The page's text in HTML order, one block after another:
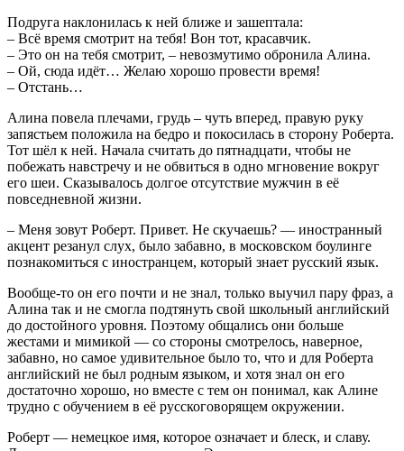
Подруга наклонилась к ней ближе и зашептала:
– Всё время смотрит на тебя! Вон тот, красавчик.
– Это он на тебя смотрит, – невозмутимо обронила Алина.
– Ой, сюда идёт… Желаю хорошо провести время!
– Отстань…
Алина повела плечами, грудь – чуть вперед, правую руку
запястьем положила на бедро и покосилась в сторону Роберта.
Тот шёл к ней. Начала считать до пятнадцати, чтобы не
побежать навстречу и не обвиться в одно мгновение вокруг
его шеи. Сказывалось долгое отсутствие мужчин в её
повседневной жизни.
– Меня зовут Роберт. Привет. Не скучаешь? — иностранный
акцент резанул слух, было забавно, в московском боулинге
познакомиться с иностранцем, который знает русский язык.
Вообще-то он его почти и не знал, только выучил пару фраз, а
Алина так и не смогла подтянуть свой школьный английский
до достойного уровня. Поэтому общались они больше
жестами и мимикой — со стороны смотрелось, наверное,
забавно, но самое удивительное было то, что и для Роберта
английский не был родным языком, и хотя знал он его
достаточно хорошо, но вместе с тем он понимал, как Алине
трудно с обучением в её русскоговорящем окружении.
Роберт — немецкое имя, которое означает и блеск, и славу.